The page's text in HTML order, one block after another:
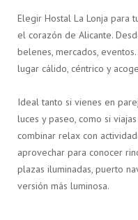
Elegir Hostal La Lonja para
el corazón de Alicante.
belenes, mercados,
lugar cálido, céntrico y
Ideal tanto si vienes en
luces y paseo, como si
combinar relax con
aprovechar para conocer
plazas iluminadas, puerto
versión más luminosa.